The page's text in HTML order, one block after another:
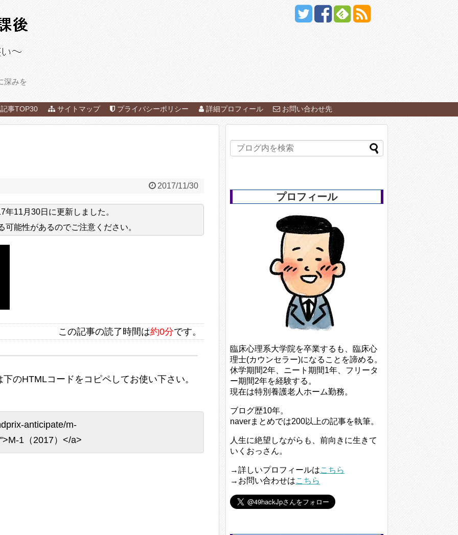
深みを
事TOP30 サイトマップ プライバシーポリシー 詳細プロフィール お問い合わせ先
2017/11/30
年11月30日 に更新しました。
可能性があるのでご注意ください。
この記事の読了時間は約0分です。
のHTMLコードをコピペしてお使い下さい。
anticipate/m-
1（2017）</a>
プロフィール
臨床心理系大学院を卒業するも、臨床心
理士(カウンセラー)になることを諦める。
休学期間2年、ニート期間1年、フリータ
ー期間2年を経験する。
現在は特別養護老人ホーム勤務。
ブログ歴10年。
naverまとめでは200以上の記事を執筆。
人生に絶望しながらも、前向きに生きて
いくおっさん。
→詳しいプロフィールはこちら
→お問い合わせはこちら